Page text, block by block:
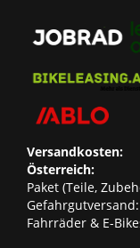
Versandkosten:
Österreich:
Paket (Teile,
Fahrräder & E-